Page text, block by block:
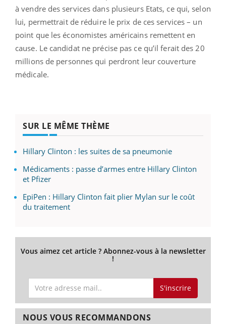
à vendre des services dans plusieurs Etats, ce qui, selon
lui, permettrait de réduire le prix de ces services – un
point que les économistes américains remettent en
cause. Le candidat ne précise pas ce qu’il ferait des 20
millions de personnes qui perdront leur couverture
médicale.
SUR LE MÊME THÈME
Hillary Clinton : les suites de sa pneumonie
Médicaments : passe d’armes entre Hillary Clinton
et Pfizer
EpiPen : Hillary Clinton fait plier Mylan sur le coût
du traitement
Vous aimez cet article ? Abonnez-vous à la newsletter
!
S'inscrire
NOUS VOUS RECOMMANDONS